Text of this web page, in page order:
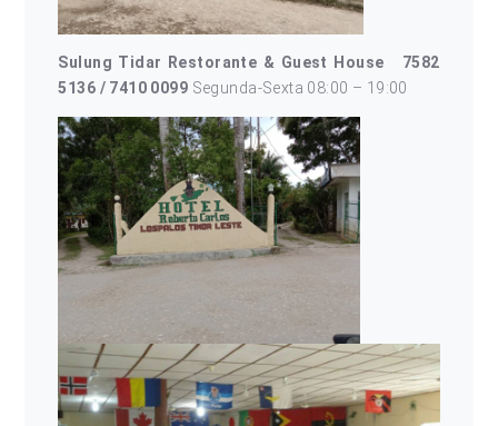
Sulung Tidar Restorante & Guest House
7582
5136 / 7410 0099 Segunda-Sexta 08:00 – 19:00